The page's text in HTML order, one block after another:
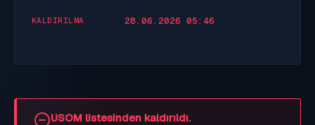
KALDIRILMA 28.06.2026 05:46
USOM listesinden kaldırıldı.